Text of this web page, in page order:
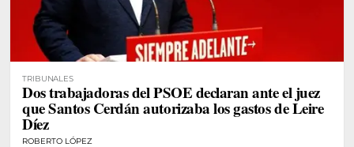
TRIBUNALES
Dos trabajadoras del PSOE declaran ante el juez
que Santos Cerdán autorizaba los gastos de Leire
Díez
ROBERTO LÓPEZ